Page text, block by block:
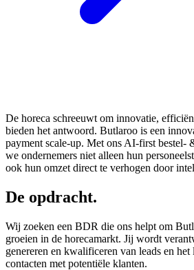
De horeca schreeuwt om innovatie,
bieden het antwoord. Butlaroo is een
payment scale-up. Met ons AI-first bestel-
we ondernemers niet alleen hun
ook hun omzet direct te verhogen door
De opdracht.
Wij zoeken een BDR die ons helpt om
groeien in de horecamarkt. Jij wordt
genereren en kwalificeren van leads en het
contacten met potentiële klanten.